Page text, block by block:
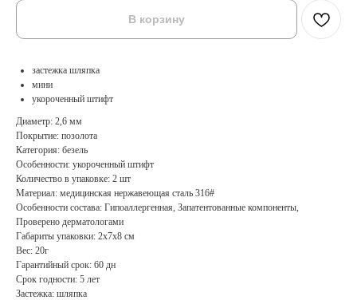
В корзину
застежка шляпка
мини
укороченный штифт
Диаметр: 2,6 мм
Покрытие: позолота
Категория: безель
Особенности: укороченный штифт
Количество в упаковке: 2 шт
Материал: медицинская нержавеющая сталь 316#
Особенности состава: Гипоаллергенная, Запатентованные компоненты,
Проверено дерматологами
Габариты упаковки: 2х7х8 см
Вес: 20г
Гарантийный срок: 60 дн
Срок годности: 5 лет
Застежка: шляпка